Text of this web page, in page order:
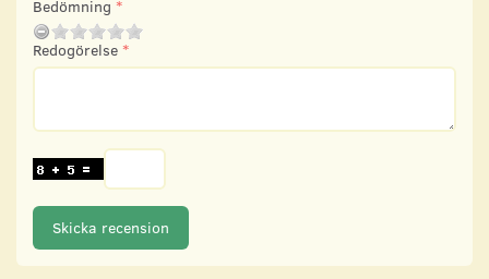
Bedömning
Redogörelse
Skicka recension